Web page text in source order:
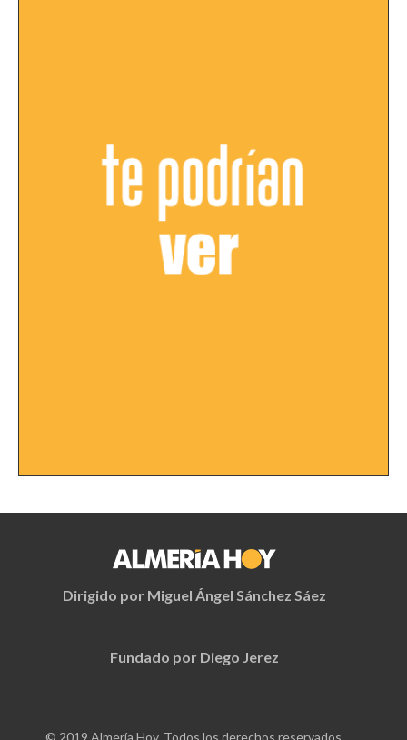
Dirigido por Miguel Ángel Sánchez Sáez
Fundado por Diego Jerez
© 2019 Almería Hoy. Todos los derechos reservados.